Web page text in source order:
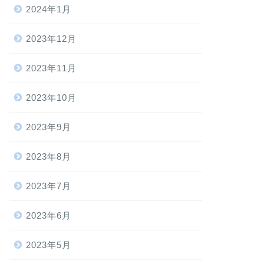
2024年1月
2023年12月
2023年11月
2023年10月
2023年9月
2023年8月
2023年7月
2023年6月
2023年5月